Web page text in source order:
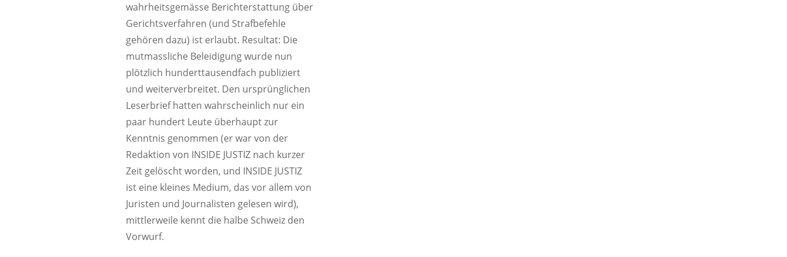
wahrheitsgemässe Berichterstattung über
Gerichtsverfahren (und Strafbefehle
gehören dazu) ist erlaubt. Resultat: Die
mutmassliche Beleidigung wurde nun
plötzlich hunderttausendfach publiziert
und weiterverbreitet. Den ursprünglichen
Leserbrief hatten wahrscheinlich nur ein
paar hundert Leute überhaupt zur
Kenntnis genommen (er war von der
Redaktion von INSIDE JUSTIZ nach kurzer
Zeit gelöscht worden, und INSIDE JUSTIZ
ist eine kleines Medium, das vor allem von
Juristen und Journalisten gelesen wird),
mittlerweile kennt die halbe Schweiz den
Vorwurf.